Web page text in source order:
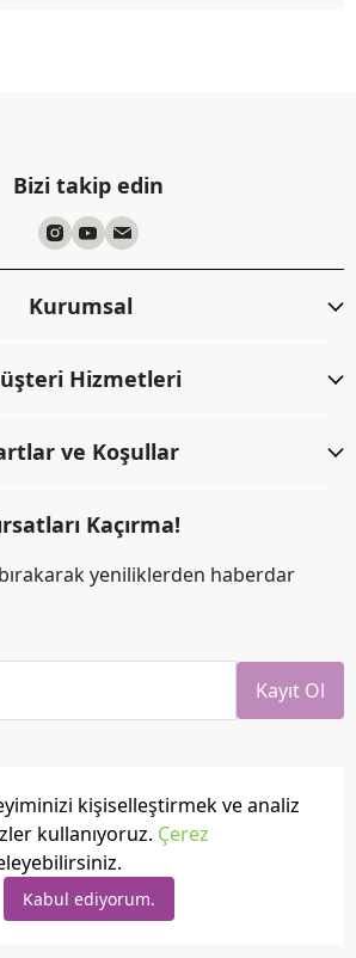
kişiselleştirmek ve analiz
kullanıyoruz. Çerez
Kabul ediyorum.
Bizi takip edin
Kurumsal
Hizmetleri
ve Koşullar
Kaçırma!
yeniliklerden haberdar
Kayıt Ol
Tüm hakları saklıdır.
Powered by ikas